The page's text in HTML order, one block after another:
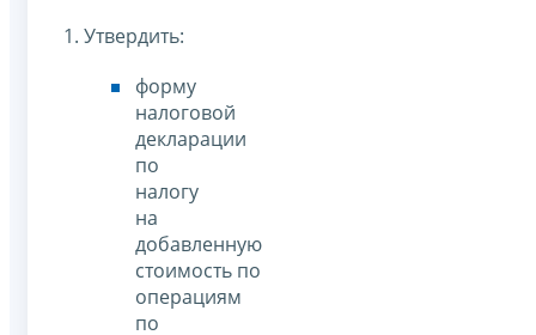
1. Утвердить:
форму
налоговой
декларации
по
налогу
на
добавленную
стоимость по
операциям
по